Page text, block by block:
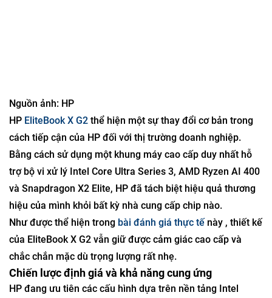
Nguồn ảnh: HP
HPEliteBook X G2thể hiện một sự thay đổi cơ bản trong
cách tiếp cận của HP đối với thị trường doanh nghiệp.
Bằng cách sử dụng một khung máy cao cấp duy nhất hỗ
trợ bộ vi xử lý Intel Core Ultra Series 3, AMD Ryzen AI 400
và Snapdragon X2 Elite, HP đã tách biệt hiệu quả thương